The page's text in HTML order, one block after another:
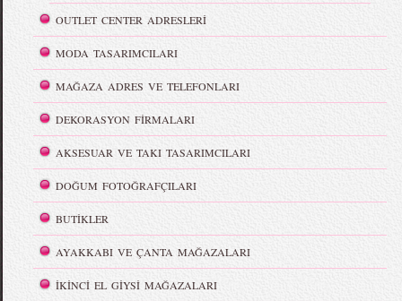
OUTLET CENTER ADRESLERİ
MODA TASARIMCILARI
MAĞAZA ADRES VE TELEFONLARI
DEKORASYON FİRMALARI
AKSESUAR VE TAKI TASARIMCILARI
DOĞUM FOTOĞRAFÇILARI
BUTİKLER
AYAKKABI VE ÇANTA MAĞAZALARI
İKİNCİ EL GİYSİ MAĞAZALARI